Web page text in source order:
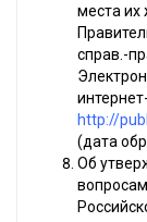
места их
справ.-
http://
(дата
Об